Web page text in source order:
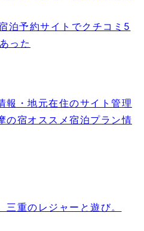
報・地元在住のサイト管理
の宿オススメ宿泊プラン情
重のレジャーと遊び。